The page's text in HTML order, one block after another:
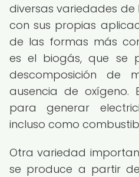
diversas variedades
con sus propias
de las formas más
es el biogás, que se
descomposición de
ausencia de oxígeno.
para generar
incluso como
Otra variedad
se produce a partir